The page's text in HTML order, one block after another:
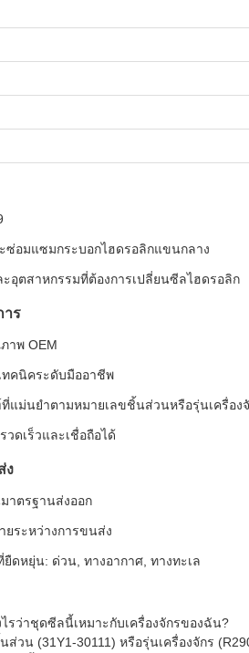
ซ่อมแซมกระบอกไฮดรอลิกแขนกลาง
อุตสาหกรรมที่ต้องการเปลี่ยนซีลไฮดรอลิก
าร
าพ OEM
คนิคระดับมืออาชีพ
แม่นยำตามหมายเลขชิ้นส่วนหรือรุ่นเครื่อง
วดเร็วและเชื่อถือได้
ง
าตรฐานส่งออก
ยระหว่างการขนส่ง
ยืดหยุ่น: ด่วน, ทางอากาศ, ทางทะเล
รว่าชุดซีลนี้เหมาะกับเครื่องจักรของฉัน?
วน (31Y1-30111) หรือรุ่นเครื่องจักร